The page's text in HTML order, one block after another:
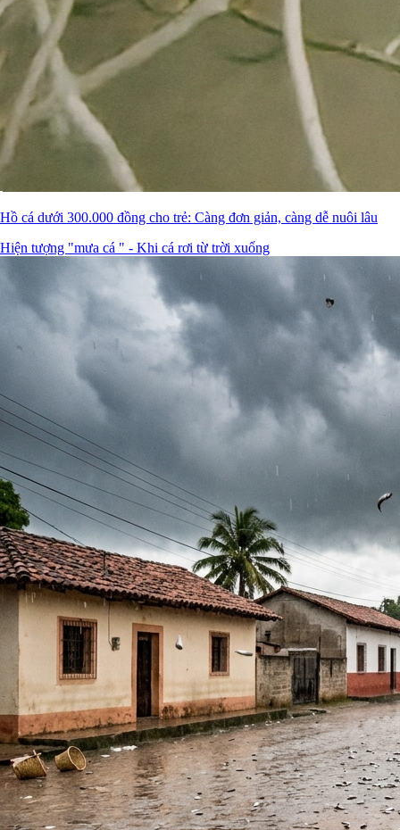
Hồ cá dưới 300.000 đồng cho trẻ: Càng đơn giản, càng dễ nuôi lâu
Hiện tượng "mưa cá " - Khi cá rơi từ trời xuống